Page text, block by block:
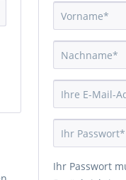
Ihr Passwort